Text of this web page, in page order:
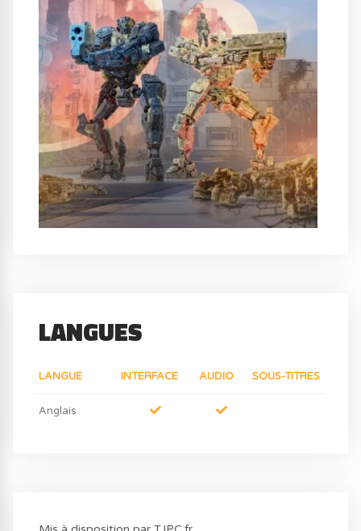
LANGUES
LANGUE INTERFACE AUDIO SOUS-TITRES
Anglais